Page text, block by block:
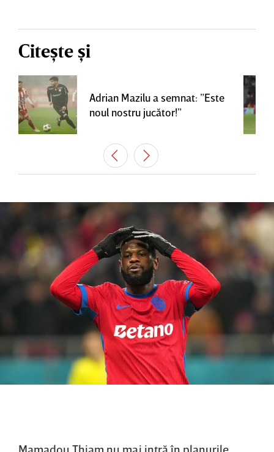
Citește și
Adrian Mazilu a semnat: ”Este
noul nostru jucător!”